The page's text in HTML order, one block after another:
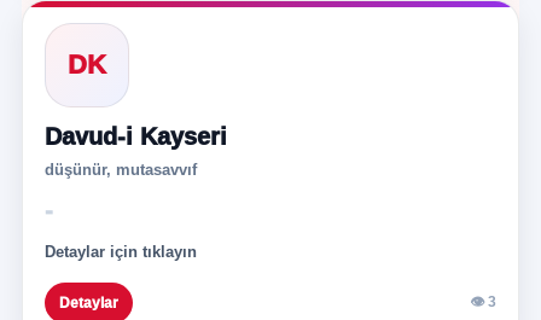
DK
Davud-i Kayseri
düşünür, mutasavvıf
-
Detaylar için tıklayın
Detaylar 👁 3